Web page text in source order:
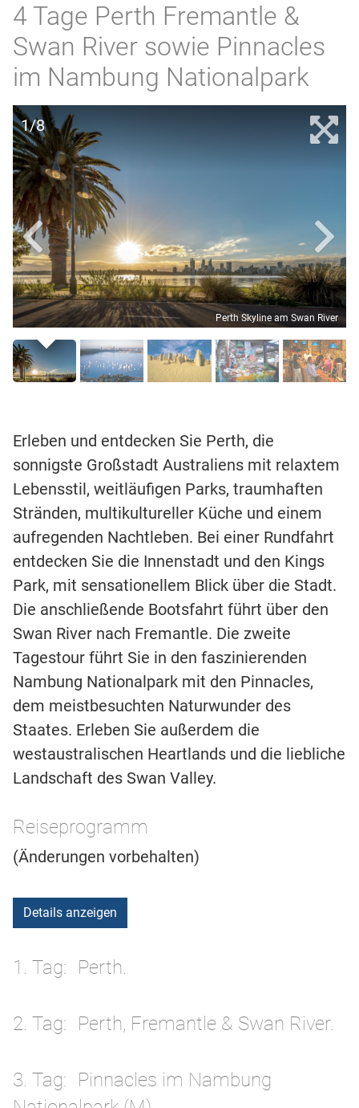
4 Tage Perth Fremantle &
Swan River sowie Pinnacles
im Nambung Nationalpark
1/8
Perth Skyline am Swan River
Erleben und entdecken Sie Perth, die
sonnigste Großstadt Australiens mit relaxtem
Lebensstil, weitläufigen Parks, traumhaften
Stränden, multikultureller Küche und einem
aufregenden Nachtleben. Bei einer Rundfahrt
entdecken Sie die Innenstadt und den Kings
Park, mit sensationellem Blick über die Stadt.
Die anschließende Bootsfahrt führt über den
Swan River nach Fremantle. Die zweite
Tagestour führt Sie in den faszinierenden
Nambung Nationalpark mit den Pinnacles,
dem meistbesuchten Naturwunder des
Staates. Erleben Sie außerdem die
westaustralischen Heartlands und die liebliche
Landschaft des Swan Valley.
Reiseprogramm
(Änderungen vorbehalten)
Details anzeigen
1. Tag Perth.
2. Tag Perth, Fremantle & Swan River.
3. Tag
Pinnacles im Nambung